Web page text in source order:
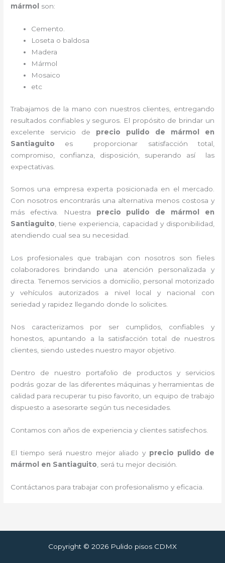
mármol
son:
Cemento.
Loseta o baldosa
Madera
Mármol
Mosaico
etc
Trabajamos de la mano con nuestros clientes, entregando
resultados confiables y seguros. El propósito de brindar un
excelente servicio de precio pulido de mármol
en
Santiaguito es proporcionar satisfacción total,
compromiso, confianza, disposición, superando así las
expectativas.
Somos una empresa experta posicionada en el mercado.
Con nosotros encontrarás una alternativa menos costosa y
más efectiva. Nuestra precio pulido de mármol
en
Santiaguito, tiene experiencia, capacidad y disponibilidad,
atendiendo cual sea su necesidad.
Los profesionales que trabajan con nosotros son fieles
colaboradores brindando una atención personalizada y
directa.Tenemos servicios a domicilio, personal motorizado
y vehículos autorizados a nivel local y nacional con
seriedad y rapidez llegando donde lo solicites.
Nos caracterizamos por ser cumplidos, confiables y
honestos, apuntando a la satisfacción total de nuestros
clientes, siendo ustedes nuestro mayor objetivo.
Dentro de nuestro portafolio de productos y servicios
podrás gozar de las diferentes máquinas y herramientas de
calidad para recuperar tu piso favorito, un equipo de trabajo
dispuesto a asesorarte según tus necesidades.
Contamos con años de experiencia y clientes satisfechos.
El tiempo será nuestro mejor aliado y precio pulido de
mármol
en Santiaguito , será tu mejor decisión.
Contáctanos para trabajar con profesionalismo y eficacia.
Copyright © 2026 Pulido pisos CDMX